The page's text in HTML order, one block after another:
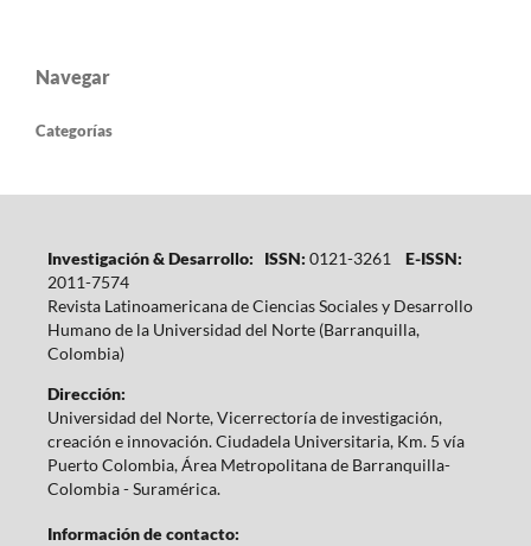
Navegar
Categorías
Investigación & Desarrollo: ISSN: 0121-3261
E-ISSN:
2011-7574
Revista Latinoamericana de Ciencias Sociales y Desarrollo
Humano de la Universidad del Norte (Barranquilla,
Colombia)
Dirección:
Universidad del Norte, Vicerrectoría de investigación,
creación e innovación. Ciudadela Universitaria, Km. 5 vía
Puerto Colombia, Área Metropolitana de Barranquilla-
Colombia - Suramérica.
Información de contacto: